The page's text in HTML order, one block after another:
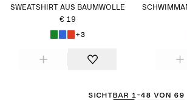
SWEATSHIRT AUS BAUMWOLLE
€ 19
+3
Sichtbar 1-48 von 69